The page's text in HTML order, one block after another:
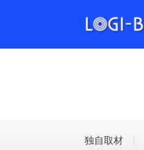
独自取材